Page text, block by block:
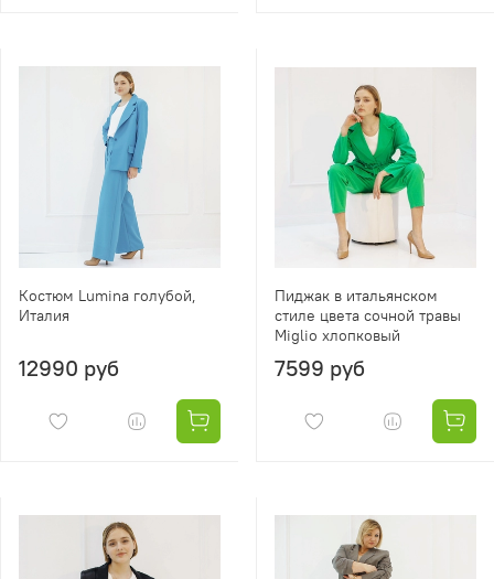
Костюм Lumina голубой,
Италия
12990 руб
Пиджак в итальянском
стиле цвета сочной травы
Miglio хлопковый
7599 руб